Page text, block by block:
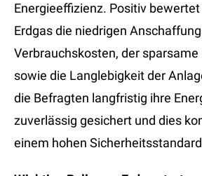
Energieeffizienz. Positiv
Erdgas die niedrigen
Verbrauchskosten, der sparsame
sowie die Langlebigkeit der
die Befragten langfristig ihre
zuverlässig gesichert und dies
einem hohen